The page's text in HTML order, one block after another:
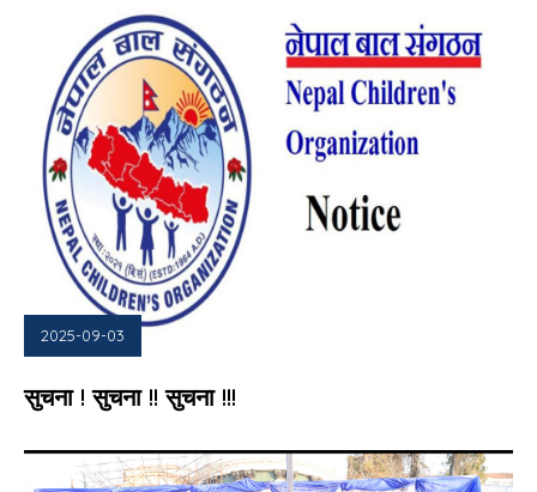
2025-09-03
सुचना ! सुचना !! सुचना !!!